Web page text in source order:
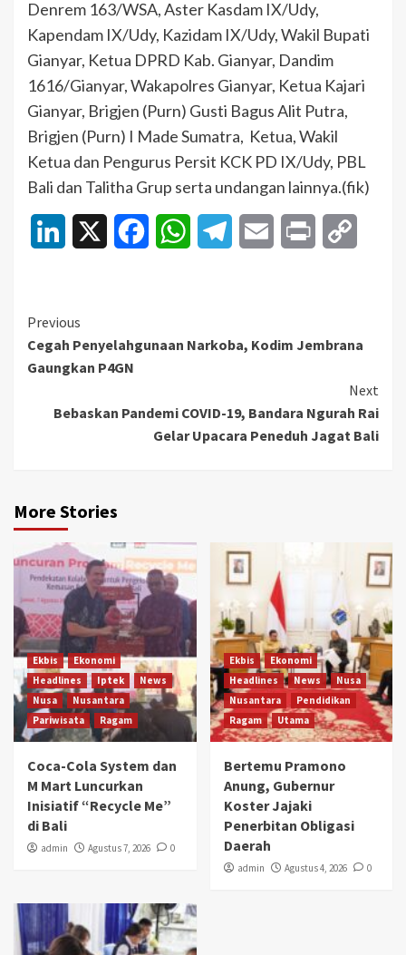
Denrem 163/WSA, Aster Kasdam IX/Udy,
Kapendam IX/Udy, Kazidam IX/Udy, Wakil Bupati
Gianyar, Ketua DPRD Kab. Gianyar, Dandim
1616/Gianyar, Wakapolres Gianyar, Ketua Kajari
Gianyar, Brigjen (Purn) Gusti Bagus Alit Putra,
Brigjen (Purn) I Made Sumatra, Ketua, Wakil
Ketua dan Pengurus Persit KCK PD IX/Udy, PBL
Bali dan Talitha Grup serta undangan lainnya.(fik)
LinkedIn FacebookWhatsAppTelegramEmail Print
Continue
Reading
Previous
Cegah Penyelahgunaan Narkoba, Kodim Jembrana
Gaungkan P4GN
Next
Bebaskan Pandemi COVID-19, Bandara Ngurah Rai
Gelar Upacara Peneduh Jagat Bali
More Stories
Ekbis
Ekonomi
Headlines
Iptek
News
Nusa
Nusantara
Pariwisata
Ragam
Coca-Cola System dan
M Mart Luncurkan
Inisiatif “Recycle Me”
di Bali
admin Agustus 7, 2026 0
Ekbis
Ekonomi
Headlines
News
Nusa
Nusantara
Pendidikan
Ragam
Utama
Bertemu Pramono
Anung, Gubernur
Koster Jajaki
Penerbitan Obligasi
Daerah
admin Agustus 4, 2026 0